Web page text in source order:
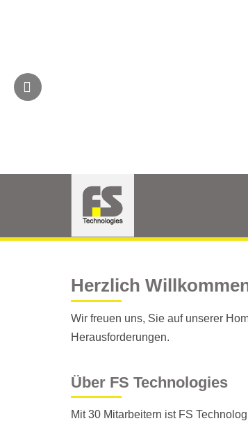
Herzlich
Wir freuen uns, Sie auf unserer
Herausforderungen.
Über FS Technologies
Mit 30 Mitarbeitern ist FS